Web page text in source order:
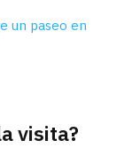
un paseo en
visita?